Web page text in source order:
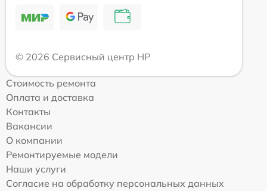
© 2026 Сервисный центр HP
Стоимость ремонта
Оплата и доставка
Контакты
Вакансии
О компании
Ремонтируемые модели
Наши услуги
Согласие на обработку персональных данных